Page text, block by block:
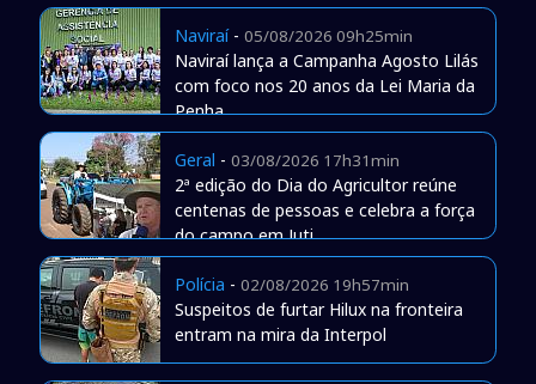
Naviraí- 05/08/2026 09h25min
Naviraí lança a Campanha Agosto Lilás
com foco nos 20 anos da Lei Maria da
Penha
Geral - 03/08/2026 17h31min
2ª edição do Dia do Agricultor reúne
centenas de pessoas e celebra a força
do campo em Juti
Polícia - 02/08/2026 19h57min
Suspeitos de furtar Hilux na fronteira
entram na mira da Interpol